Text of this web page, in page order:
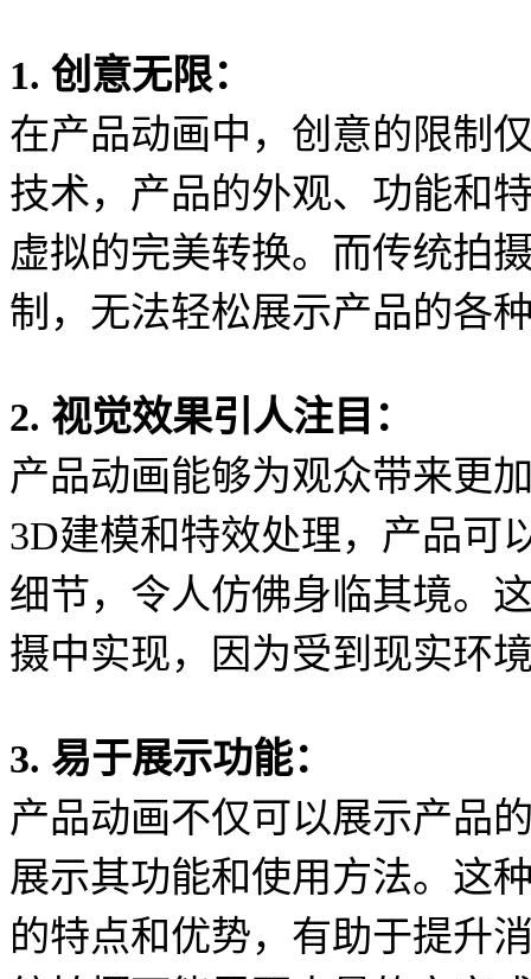
1. 创意无限：
在产品动画中，创意的限制
技术，产品的外观、功能和
虚拟的完美转换。而传统拍
制，无法轻松展示产品的各
2. 视觉效果引人注目：
产品动画能够为观众带来更
3D建模和特效处理，产品可
细节，令人仿佛身临其境。
摄中实现，因为受到现实环
3. 易于展示功能：
产品动画不仅可以展示产品
展示其功能和使用方法。这
的特点和优势，有助于提升